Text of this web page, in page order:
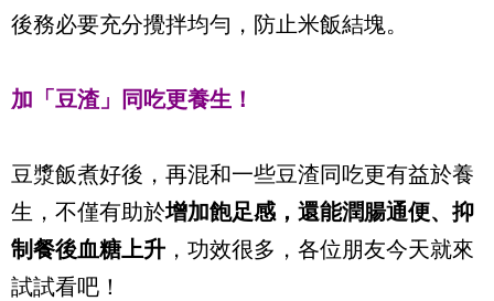
後務必要充分攪拌均勻，防止米飯結塊。
加「豆渣」同吃更養生！
豆漿飯煮好後，再混和一些豆渣同吃更有益於養
生，不僅有助於增加飽足感，還能潤腸通便、抑
制餐後血糖上升 ，功效很多，各位朋友今天就來
試試看吧！